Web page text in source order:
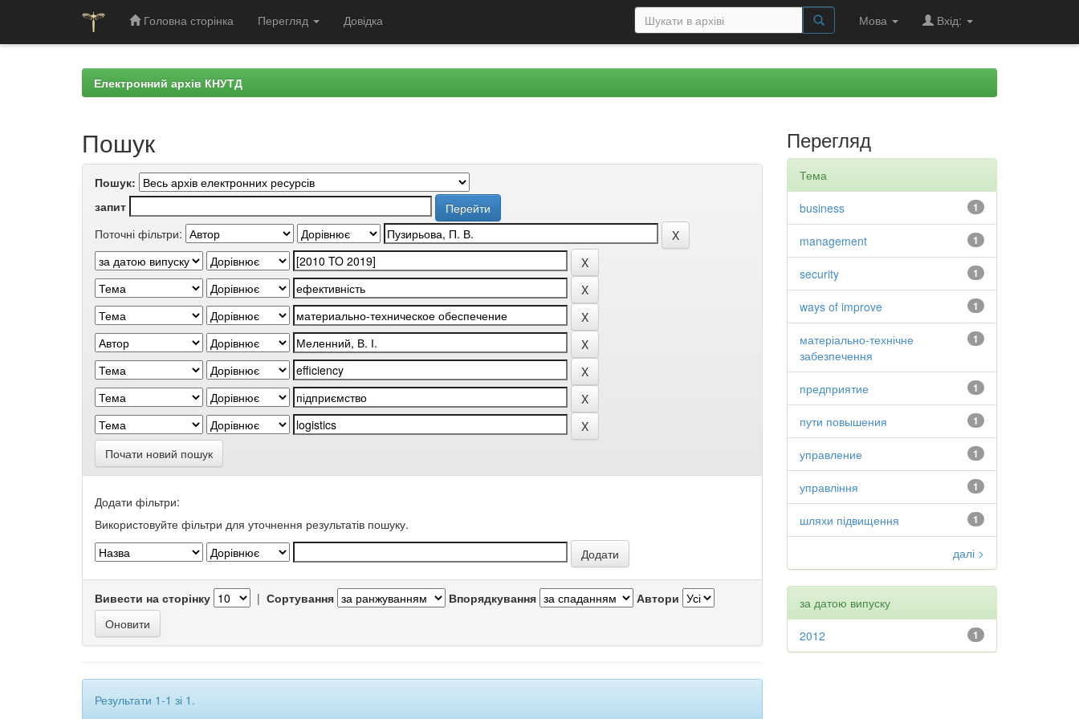
Головна сторінка Перегляд Довідка Мова Вхід:
Електронний архів КНУТД
Пошук
Пошук:
запит
Поточні фільтри:
Почати новий пошук
Додати фільтри:
Використовуйте фільтри для уточнення результатів пошуку.
Вивести на сторінку | Сортування Впорядкування Автори
Результати 1-1 зі 1.
Перегляд
Тема
1
business
1
management
1
security
1
ways of improve
1
матеріально-технічне
забезпечення
1
предприятие
1
пути повышения
1
управление
1
управління
1
шляхи підвищення
далі >
за датою випуску
1
2012